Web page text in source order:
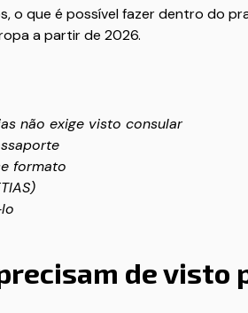
o que é possível fazer dentro do
a partir de 2026.
não exige visto consular
formato
de visto